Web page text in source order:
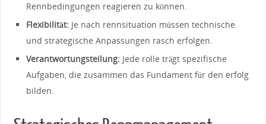
Rennbedingungen reagieren zu ⁤können.
Flexibilität: ⁢Je⁣ nach rennsituation müssen technische
und strategische Anpassungen rasch⁢ erfolgen.
Verantwortungsteilung: Jede ⁣rolle ​trägt⁣ spezifische⁣
Aufgaben, die zusammen das Fundament für den erfolg
bilden.